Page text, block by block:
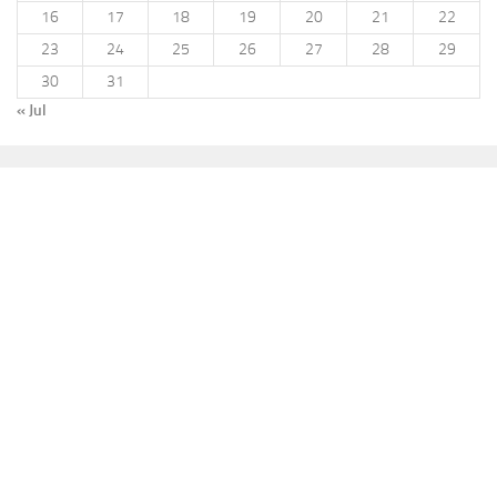
16
17 18 19 20 21
22
23
24 25 26 27 28
29
30
31
« Jul